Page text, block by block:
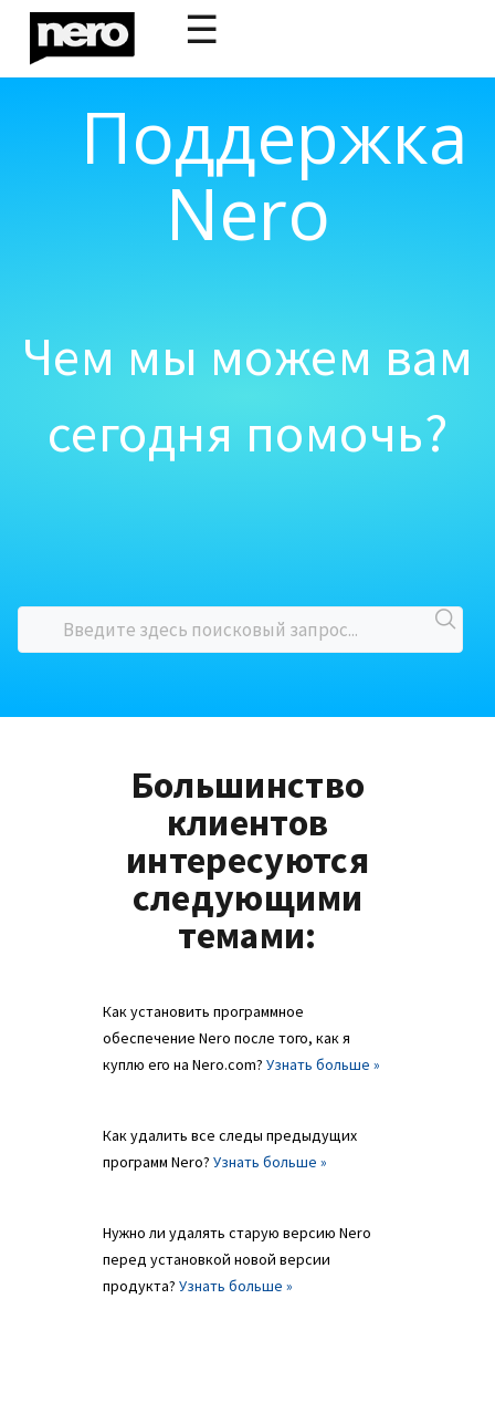
☰
Поддержка
Nero
Чем мы можем вам
сегодня помочь?
Большинство
клиентов
интересуются
следующими
темами:
Как установить программное
обеспечение Nero после того, как я
куплю его на Nero.com? Узнать больше »
Как удалить все следы предыдущих
программ Nero? Узнать больше »
Нужно ли удалять старую версию Nero
перед установкой новой версии
продукта? Узнать больше »